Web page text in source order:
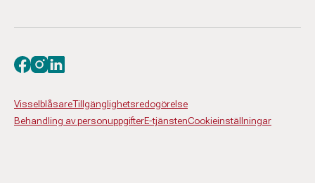
VisselblåsareTillgänglighetsredogörelse
Behandling av personuppgifterE-tjänstenCookieinställningar
Besök oss på facebook
Besök oss på instagram
Besök oss på linkedin